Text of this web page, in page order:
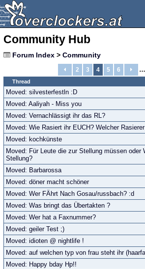
Community Hub
Forum Index > Community
2 3 4 5 6 …
Thread
Moved: silvesterfestln :D
Moved: Aaliyah - Miss you
Moved: Vernachlässigt ihr das RL?
Moved: Wie Rasiert ihr EUCH? Welcher
Moved: kochkünste
Moved: Für Leute die zur Stellung müssen oder
Stellung?
Moved: Barbarossa
Moved: döner macht schöner
Moved: Wer FÄhrt Nach Gosau/russbach? :d
Moved: Was bringt das Übertakten ?
Moved: Wer hat a Faxnummer?
Moved: geiler Test ;)
Moved: idioten @ nightlife !
Moved: auf welchen typ von frau steht ihr
Moved: Happy bday Hp!!